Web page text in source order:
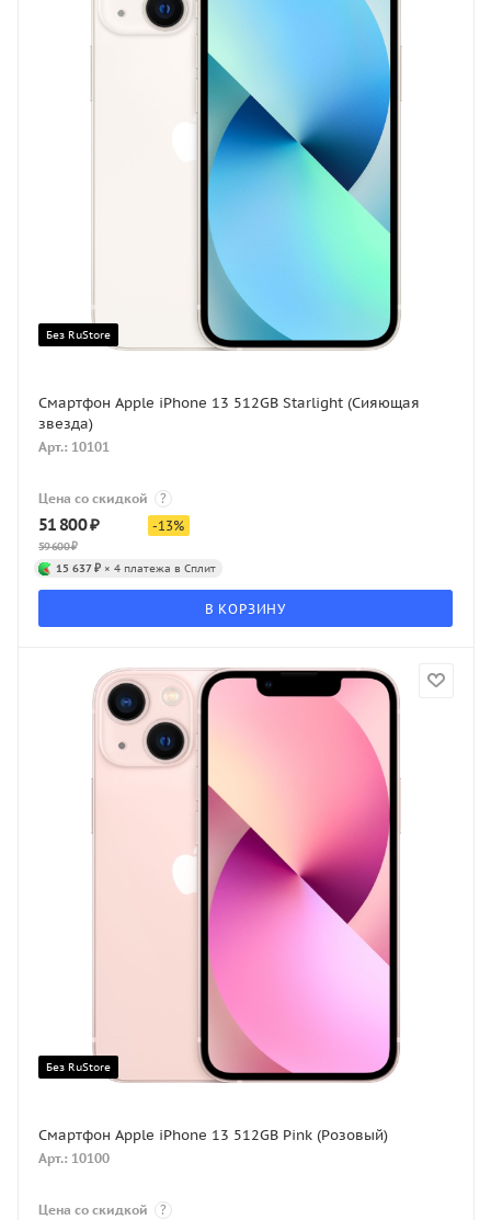
Без RuStore
Смартфон Apple iPhone 13 512GB Starlight (Сияющая
звезда)
Арт.: 10101
Цена со скидкой ?
51 800₽
59 600₽
-13%
15 637 ₽ × 4 платежа в Сплит
В КОРЗИНУ
Без RuStore
Смартфон Apple iPhone 13 512GB Pink (Розовый)
Арт.: 10100
Цена со скидкой ?